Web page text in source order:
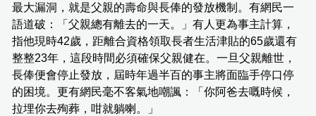
最大漏洞，就是父親的壽命與長俸的發放機制。有網民一
語道破：「父親總有離去的一天。」有人更為事主計算，
指他現時42歲，距離合資格領取長者生活津貼的65歲還有
整整23年，這段時間必須確保父親健在。一旦父親離世，
長俸便會停止發放，屆時年過半百的事主將面臨手停口停
的困境。更有網民毫不客氣地嘲諷：「你阿爸去嘅時候，
拉埋你去殉葬，咁就躺喇。」